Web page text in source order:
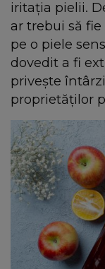
iritația pielii.
ar trebui să
pe o piele
dovedit a fi
privește
proprietăților